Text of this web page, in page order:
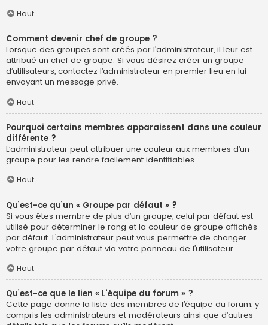
Haut
Comment devenir chef de groupe ?
Lorsque des groupes sont créés par l’administrateur, il leur est
attribué un chef de groupe. Si vous désirez créer un groupe
d’utilisateurs, contactez l’administrateur en premier lieu en lui
envoyant un message privé.
Haut
Pourquoi certains membres apparaissent dans une couleur
différente ?
L’administrateur peut attribuer une couleur aux membres d’un
groupe pour les rendre facilement identifiables.
Haut
Qu’est-ce qu’un « Groupe par défaut » ?
Si vous êtes membre de plus d’un groupe, celui par défaut est
utilisé pour déterminer le rang et la couleur de groupe affichés
par défaut. L’administrateur peut vous permettre de changer
votre groupe par défaut via votre panneau de l’utilisateur.
Haut
Qu’est-ce que le lien « L’équipe du forum » ?
Cette page donne la liste des membres de l’équipe du forum, y
compris les administrateurs et modérateurs ainsi que d’autres